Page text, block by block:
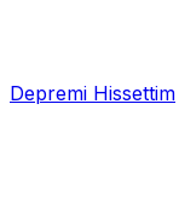
Depremi Hissettim